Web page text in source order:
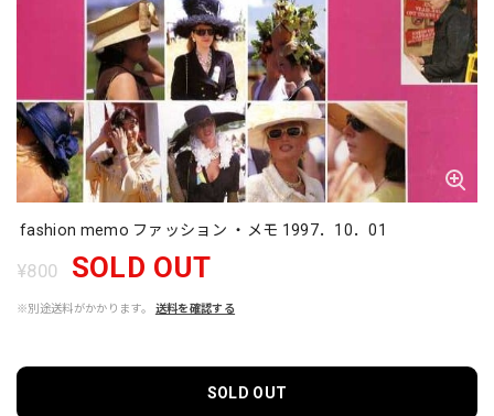
fashion memo ファッション ・メモ 1997．10．01
¥800 SOLD OUT
※別途送料がかかります。 送料を確認する
SOLD OUT